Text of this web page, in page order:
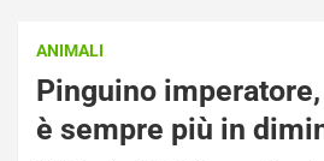
ANIMALI
Pinguino
è sempre più in